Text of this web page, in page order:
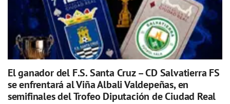
El ganador del F.S. Santa Cruz – CD Salvatierra FS
se enfrentará al Viña Albali Valdepeñas, en
semifinales del Trofeo Diputación de Ciudad Real